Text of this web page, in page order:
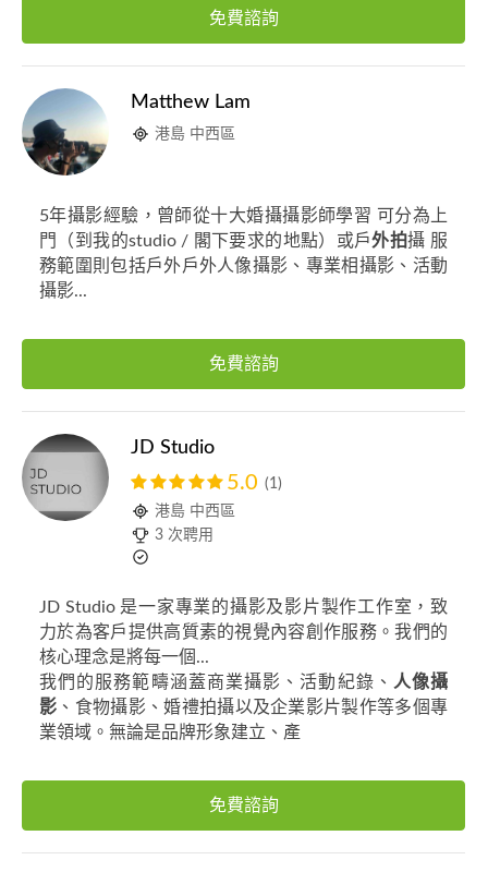
免費諮詢
Matthew Lam
港島 中西區
5年攝影經驗，曾師從十大婚攝攝影師學習 可分為上
門（到我的studio / 閣下要求的地點）或戶外拍攝 服
務範圍則包括戶外戶外人像攝影、專業相攝影、活動
攝影...
免費諮詢
JD Studio
5.0 (1)
港島 中西區
3 次聘用
JD Studio 是一家專業的攝影及影片製作工作室，致
力於為客戶提供高質素的視覺內容創作服務。我們的
核心理念是將每一個...
我們的服務範疇涵蓋商業攝影、活動紀錄、 人像攝
影 、食物攝影、婚禮拍攝以及企業影片製作等多個專
業領域。無論是品牌形象建立、產
免費諮詢